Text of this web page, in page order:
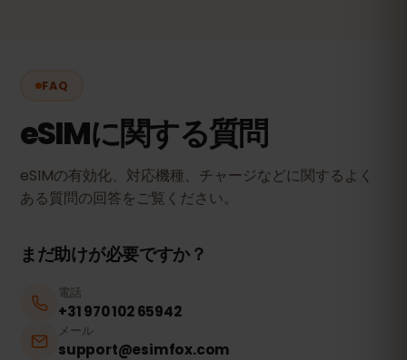
FAQ
eSIMに関する質問
eSIMの有効化、対応機種、チャージなどに関するよく
ある質問の回答をご覧ください。
まだ助けが必要ですか？
電話
+31 970 102 65942
メール
support@esimfox.com